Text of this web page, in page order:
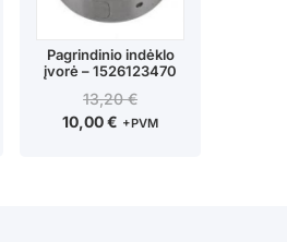
Pagrindinio indėklo
įvorė – 1526123470
13,20€
10,00€ +PVM